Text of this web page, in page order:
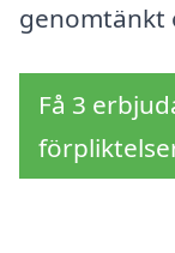
genomtänkt
Få 3